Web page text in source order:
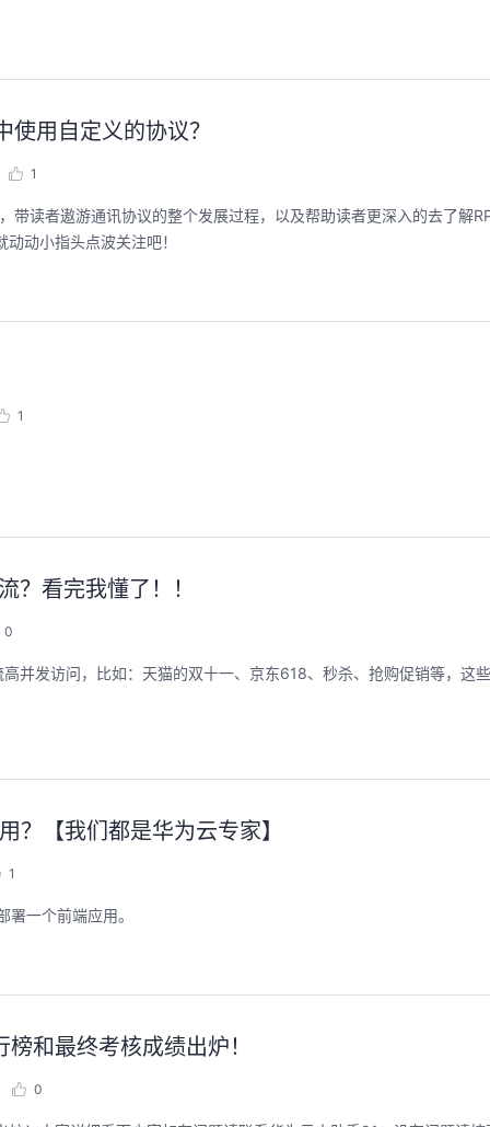
用自定义的协议？
1
读者遨游通讯协议的整个发展过程，以及帮助读者更深入的去了解
动小指头点波关注吧！
1
？看完我懂了！！
0
并发访问，比如：天猫的双十一、京东618、秒杀、抢购促销等，这
【我们都是华为云专家】
1
一个前端应用。
和最终考核成绩出炉！
0